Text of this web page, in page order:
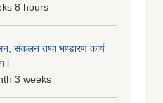
8 hours
संकलन तथा भण्डारण कार्य
l
3 weeks